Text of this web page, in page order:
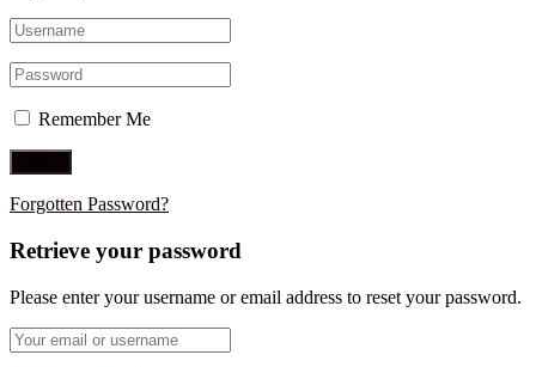
Remember Me
Forgotten Password?
Retrieve your password
Please enter your username or email address to reset your password.